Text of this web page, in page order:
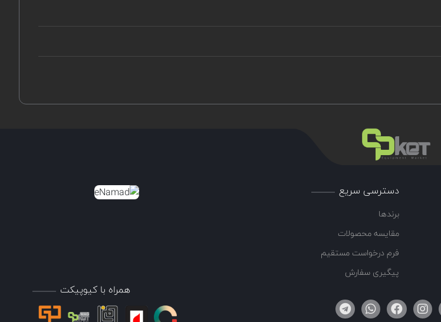
دسترسی سریع
برندها
مقایسه محصولات
فرم درخواست مستقیم
پیگیری سفارش
همراه با کیوپیکت